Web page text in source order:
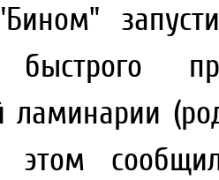
быстрого
ламинарии